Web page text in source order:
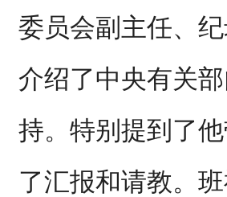
委员会副主任、
介绍了中央有关
持。特别提到了
了汇报和请教。